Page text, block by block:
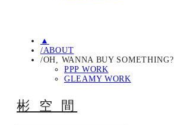
▲
/ABOUT
/OH, WANNA BUY SOMETHING?
PPP WORK
GLEAMY WORK
彬 空 間